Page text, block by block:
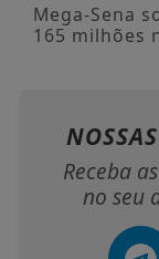
Mega-Sena
165 milhões
Receba
no seu